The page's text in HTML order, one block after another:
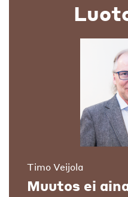
Timo Veijola
Muutos ei